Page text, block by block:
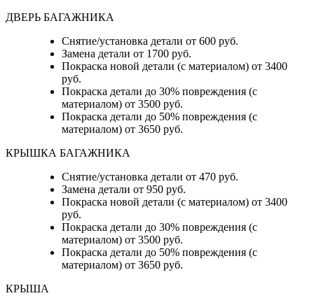
ДВЕРЬ БАГАЖНИКА
Снятие/установка детали от 600 руб.
Замена детали от 1700 руб.
Покраска новой детали (с материалом) от 3400
руб.
Покраска детали до 30% повреждения (с
материалом) от 3500 руб.
Покраска детали до 50% повреждения (с
материалом) от 3650 руб.
КРЫШКА БАГАЖНИКА
Снятие/установка детали от 470 руб.
Замена детали от 950 руб.
Покраска новой детали (с материалом) от 3400
руб.
Покраска детали до 30% повреждения (с
материалом) от 3500 руб.
Покраска детали до 50% повреждения (с
материалом) от 3650 руб.
КРЫША